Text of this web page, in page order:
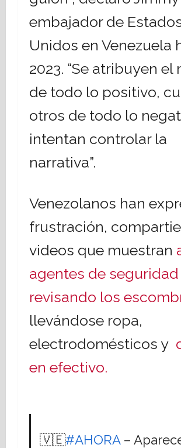
embajador de
Unidos en Venezuela
2023. “Se atribuyen el
de todo lo positivo,
otros de todo lo
intentan controlar la
narrativa”.
Venezolanos han
frustración,
videos que muestran
agentes de seguridad
revisando los
llevándose ropa,
electrodomésticos y
en efectivo.
🇻🇪#AHORA–